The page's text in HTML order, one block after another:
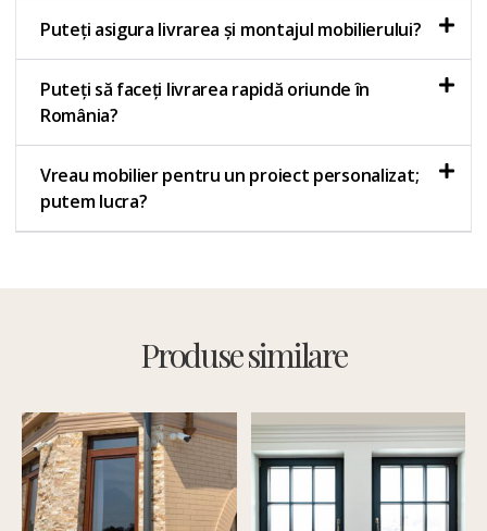
Puteți asigura livrarea și montajul mobilierului?
Puteți să faceți livrarea rapidă oriunde în
România?
Vreau mobilier pentru un proiect personalizat;
putem lucra?
Produse similare